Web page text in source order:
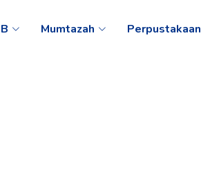
Mumtazah Perpustakaan